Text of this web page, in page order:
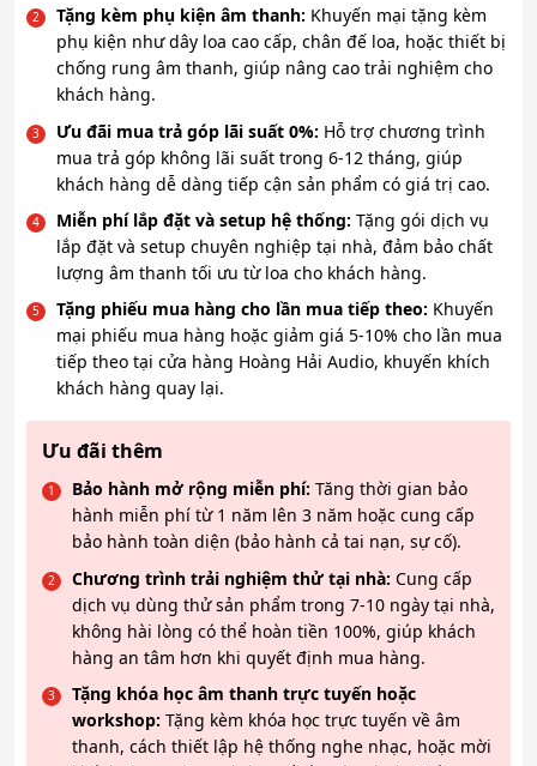
Tặng kèm phụ kiện âm thanh: Khuyến mại tặng kèm
phụ kiện như dây loa cao cấp, chân đế loa, hoặc thiết bị
chống rung âm thanh, giúp nâng cao trải nghiệm cho
khách hàng.
Ưu đãi mua trả góp lãi suất 0%: Hỗ trợ chương trình
mua trả góp không lãi suất trong 6-12 tháng, giúp
khách hàng dễ dàng tiếp cận sản phẩm có giá trị cao.
Miễn phí lắp đặt và setup hệ thống: Tặng gói dịch vụ
lắp đặt và setup chuyên nghiệp tại nhà, đảm bảo chất
lượng âm thanh tối ưu từ loa cho khách hàng.
Tặng phiếu mua hàng cho lần mua tiếp theo: Khuyến
mại phiếu mua hàng hoặc giảm giá 5-10% cho lần mua
tiếp theo tại cửa hàng Hoàng Hải Audio, khuyến khích
khách hàng quay lại.
Ưu đãi thêm
Bảo hành mở rộng miễn phí: Tăng thời gian bảo
hành miễn phí từ 1 năm lên 3 năm hoặc cung cấp
bảo hành toàn diện (bảo hành cả tai nạn, sự cố).
Chương trình trải nghiệm thử tại nhà: Cung cấp
dịch vụ dùng thử sản phẩm trong 7-10 ngày tại nhà,
không hài lòng có thể hoàn tiền 100%, giúp khách
hàng an tâm hơn khi quyết định mua hàng.
Tặng khóa học âm thanh trực tuyến hoặc
workshop: Tặng kèm khóa học trực tuyến về âm
thanh, cách thiết lập hệ thống nghe nhạc, hoặc mời